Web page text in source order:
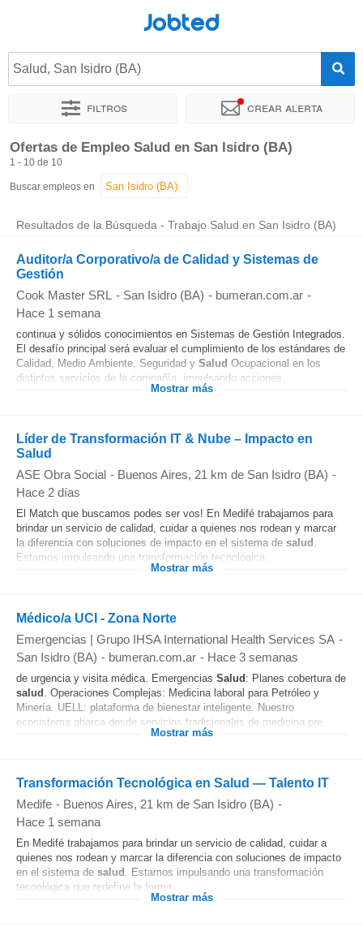
Jobted
Salud, San Isidro (BA)
Filtros Crear alerta
Ordenar por Ubicación exacta Empresa Horas de trabajo
Ofertas de Empleo Salud en San Isidro (BA)
1 - 10 de 10
Buscar empleos en
Resultados de la Búsqueda - Trabajo Salud en San Isidro (BA)
Auditor/a Corporativo/a de Calidad y Sistemas de
Gestión
Cook Master SRL - San Isidro (BA) - bumeran.com.ar -
Hace 1 semana
continua y sólidos conocimientos en Sistemas de Gestión Integrados.
El desafío principal será evaluar el cumplimiento de los estándares de
Calidad, Medio Ambiente, Seguridad y Salud Ocupacional en los
distintos servicios de la compañía, impulsando acciones...
Mostrar más
Líder de Transformación IT & Nube – Impacto en
Salud
ASE Obra Social - Buenos Aires, 21 km de San Isidro (BA) -
Hace 2 días
El Match que buscamos podes ser vos! En Medifé trabajamos para
brindar un servicio de calidad, cuidar a quienes nos rodean y marcar
la diferencia con soluciones de impacto en el sistema de salud.
Estamos impulsando una transformación tecnológica...
Mostrar más
Médico/a UCI - Zona Norte
Emergencias | Grupo IHSA International Health Services SA -
San Isidro (BA) - bumeran.com.ar - Hace 3 semanas
de urgencia y visita médica. Emergencias Salud : Planes cobertura de
salud . Operaciones Complejas: Medicina laboral para Petróleo y
Minería. UELL: plataforma de bienestar inteligente. Nuestro
ecosistema abarca desde servicios tradicionales de medicina pre...
Mostrar más
Transformación Tecnológica en Salud — Talento IT
Medife - Buenos Aires, 21 km de San Isidro (BA) -
Hace 1 semana
En Medifé trabajamos para brindar un servicio de calidad, cuidar a
quienes nos rodean y marcar la diferencia con soluciones de impacto
en el sistema de salud. Estamos impulsando una transformación
tecnológica que redefine la forma...
Mostrar más